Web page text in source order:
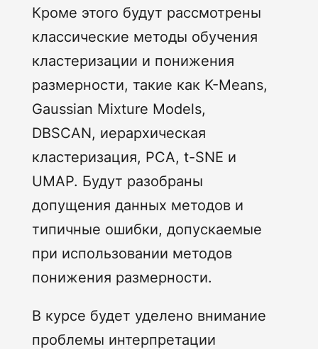
Кроме этого будут рассмотрены
классические методы обучения
кластеризации и понижения
размерности, такие как K-Means,
Gaussian Mixture Models,
DBSCAN, иерархическая
кластеризация, PCA, t-SNE и
UMAP. Будут разобраны
допущения данных методов и
типичные ошибки, допускаемые
при использовании методов
понижения размерности.
В курсе будет уделено внимание
проблемы интерпретации